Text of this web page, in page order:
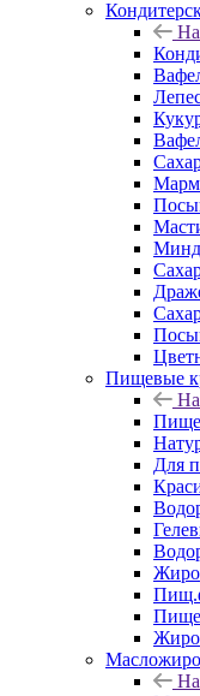
Пищевые
Для